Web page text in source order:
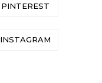
PINTEREST
INSTAGRAM